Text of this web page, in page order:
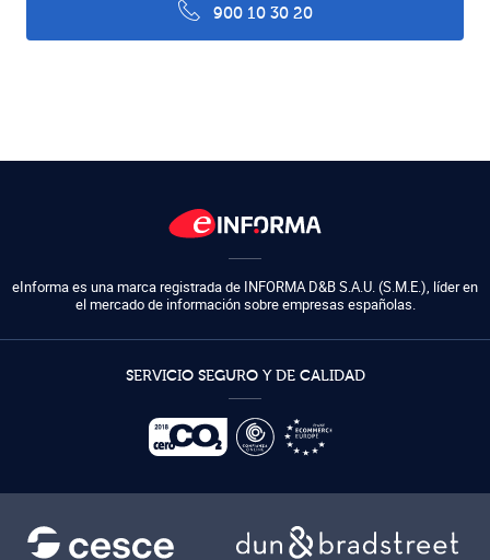
900 10 30 20
eInforma es una marca registrada de INFORMA D&B S.A.U. (S.M.E.), líder en
el mercado de información sobre empresas españolas.
SERVICIO SEGURO Y DE CALIDAD